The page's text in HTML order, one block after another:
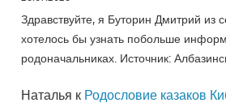
Здравствуйте, я Буторин Дмитрий из
хотелось бы узнать побольше
родоначальниках. Источник:
Наталья к Родословие казаков